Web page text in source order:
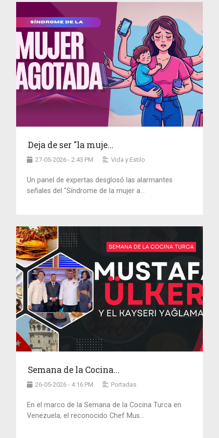
Deja de ser "la muje...
27-05-2026 - 2:43 PM Vida y Estilo
Un panel de expertas desglosó las alarmantes
señales del "Síndrome de la mujer a...
Semana de la Cocina...
26-05-2026 - 4:16 PM Portadas
En el marco de la Semana de la Cocina Turca en
Venezuela, el reconocido Chef Mus...